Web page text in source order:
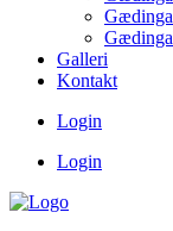
Galleri
Kontakt
Login
Login